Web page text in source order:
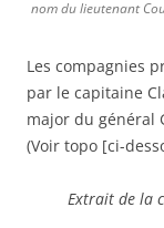
nom du lieutenant
Les compagnies
par le capitaine
major du général
(Voir topo [ci-
Extrait de la